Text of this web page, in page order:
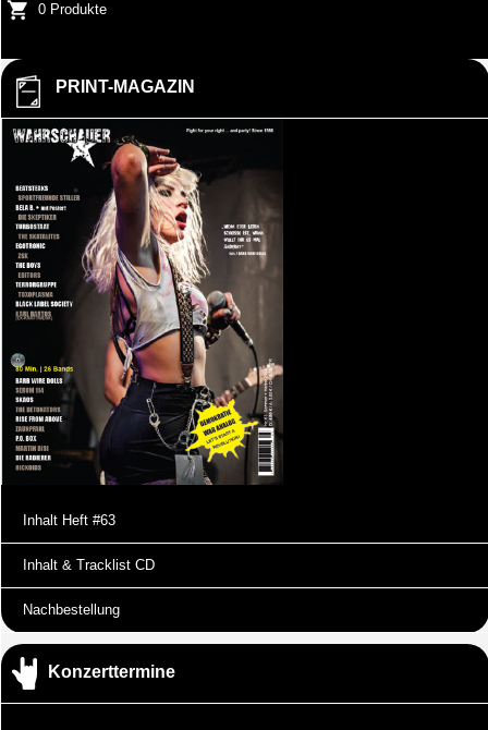
0 Produkte
PRINT-MAGAZIN
Inhalt Heft #63
Inhalt & Tracklist CD
Nachbestellung
Konzerttermine